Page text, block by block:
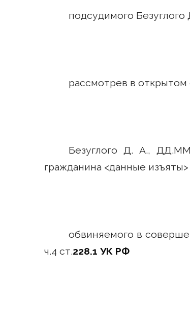
подсудимого Безуглого
рассмотрев в
Безуглого Д. А.,
гражданина <данные изъяты>
обвиняемого в
ч.4 ст.228.1 УК РФ